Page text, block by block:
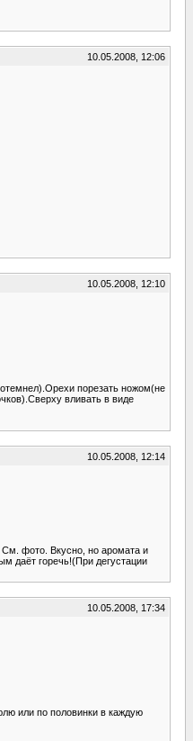
10.05.2008, 12:06
10.05.2008, 12:10
порезать ножом(не
вливать в виде
10.05.2008, 12:14
См. фото. Вкусно, но аромата и
даёт горечь!(При дегустации
10.05.2008, 17:34
или по половинки в каждую